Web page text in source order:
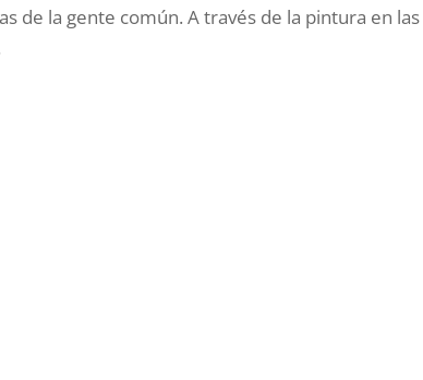
de la gente común. A través de la pintura en las